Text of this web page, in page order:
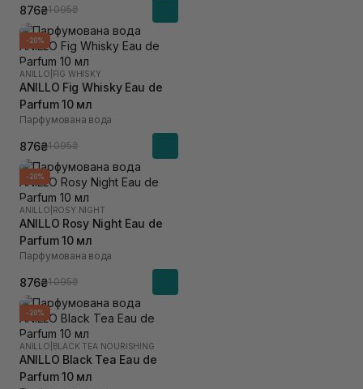
876₴1 095₴
-20%
ANILLO FIG WHISKY
ANILLO Fig Whisky Eau de
Parfum 10 мл
Парфумована вода
876₴1 095₴
-20%
ANILLO ROSY NIGHT
ANILLO Rosy Night Eau de
Parfum 10 мл
Парфумована вода
876₴1 095₴
-20%
ANILLO BLACK TEA NOURISHING
ANILLO Black Tea Eau de
Parfum 10 мл